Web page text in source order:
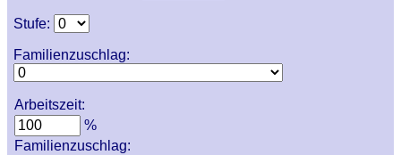
Stufe:
Familienzuschlag:
Arbeitszeit:
%
Familienzuschlag: